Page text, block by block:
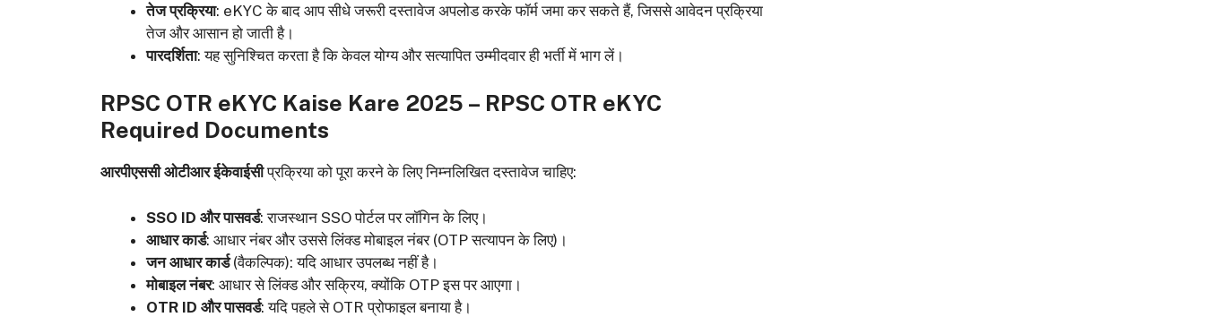
तेज प्रक्रिया: eKYC के बाद आप सीधे जरूरी दस्तावेज अपलोड करके फॉर्म जमा कर सकते हैं, जिससे आवेदन प्रक्रिया
तेज और आसान हो जाती है।
पारदर्शिता: यह सुनिश्चित करता है कि केवल योग्य और सत्यापित उम्मीदवार ही भर्ती में भाग लें।
RPSC OTR eKYC Kaise Kare 2025 – RPSC OTR eKYC
Required Documents
आरपीएससी ओटीआर ईकेवाईसीप्रक्रिया को पूरा करने के लिए निम्नलिखित दस्तावेज चाहिए:
SSO ID और पासवर्ड: राजस्थान SSO पोर्टल पर लॉगिन के लिए।
आधार कार्ड: आधार नंबर और उससे लिंक्ड मोबाइल नंबर (OTP सत्यापन के लिए)।
जन आधार कार्ड(वैकल्पिक): यदि आधार उपलब्ध नहीं है।
मोबाइल नंबर: आधार से लिंक्ड और सक्रिय, क्योंकि OTP इस पर आएगा।
OTR ID और पासवर्ड: यदि पहले से OTR प्रोफाइल बनाया है।